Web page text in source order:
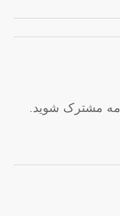
مشترک شوید.